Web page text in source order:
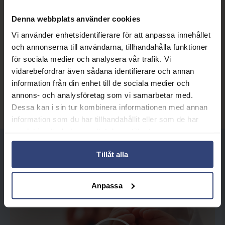
Denna webbplats använder cookies
Vi använder enhetsidentifierare för att anpassa innehållet
och annonserna till användarna, tillhandahålla funktioner
för sociala medier och analysera vår trafik. Vi
vidarebefordrar även sådana identifierare och annan
information från din enhet till de sociala medier och
annons- och analysföretag som vi samarbetar med.
Dessa kan i sin tur kombinera informationen med annan
information som du har tillhandahållit eller som de har
Tillåt alla
Anpassa
spermier vilket gör att väntetiden mellan utredning,
matchning och behandling är kortare än vid andra
kliniker.
Alla ägg- och spermiedonatorer genomgår grundliga
medicinska, psykosociala och genetiska utredningar
innan de släpps för användning.
Läs mer
Se vår film om
äggdonationsbehandling